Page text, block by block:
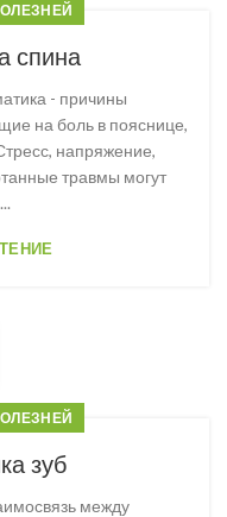
спина
- причины
на боль в пояснице,
напряжение,
травмы могут
зуб
между